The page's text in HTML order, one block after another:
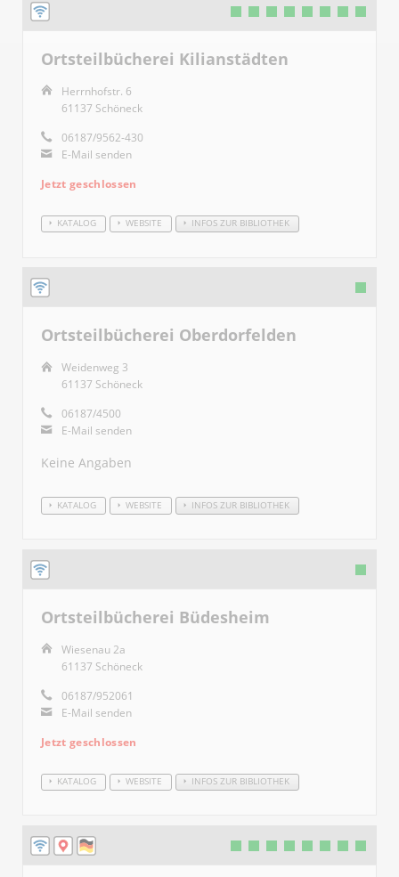
Ortsteilbücherei Kilianstädten
Herrnhofstr. 6
61137 Schöneck
06187/9562-430
E-Mail senden
Jetzt geschlossen
KATALOG WEBSITE INFOS ZUR BIBLIOTHEK
Ortsteilbücherei Oberdorfelden
Weidenweg 3
61137 Schöneck
06187/4500
E-Mail senden
Keine Angaben
KATALOG WEBSITE INFOS ZUR BIBLIOTHEK
Ortsteilbücherei Büdesheim
Wiesenau 2a
61137 Schöneck
06187/952061
E-Mail senden
Jetzt geschlossen
KATALOG WEBSITE INFOS ZUR BIBLIOTHEK